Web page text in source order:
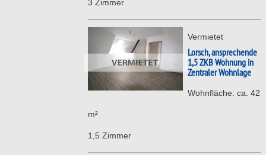
3 Zimmer
Vermietet
Lorsch, ansprechende
1,5 ZKB Wohnung in
Zentraler Wohnlage
Wohnfläche: ca. 42
m²
1,5 Zimmer